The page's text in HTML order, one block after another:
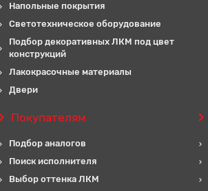
Напольные покрытия
Светотехническое оборудование
Подбор декоративных ЛКМ под цвет
конструкций
Лакокрасочные материалы
Двери
Покупателям
Подбор аналогов
Поиск исполнителя
Выбор оттенка ЛКМ